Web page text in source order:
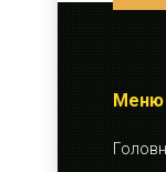
Меню